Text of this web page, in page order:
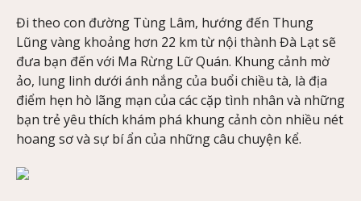
Đi theo con đường Tùng Lâm, hướng đến Thung
Lũng vàng khoảng hơn 22 km từ nội thành Đà Lạt sẽ
đưa bạn đến với Ma Rừng Lữ Quán. Khung cảnh mờ
ảo, lung linh dưới ánh nắng của buổi chiều tà, là địa
điểm hẹn hò lãng mạn của các cặp tình nhân và những
bạn trẻ yêu thích khám phá khung cảnh còn nhiều nét
hoang sơ và sự bí ẩn của những câu chuyện kể.